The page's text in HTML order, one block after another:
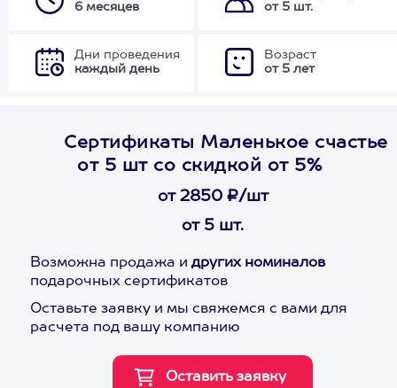
6 месяцев
от 5 шт.
Дни проведения
каждый день
Возраст
от 5 лет
Сертификаты Маленькое счастье
от 5 шт со скидкой от 5%
от 2850 ₽/шт
от 5 шт.
Возможна продажа и других номиналов
подарочных сертификатов
Оставьте заявку и мы свяжемся с вами для
расчета под вашу компанию